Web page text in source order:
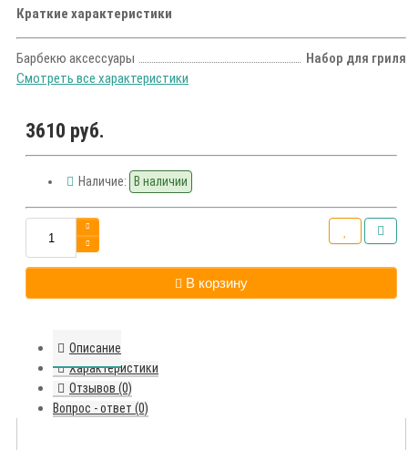
Краткие характеристики
Барбекю аксессуары
Набор для гриля
Смотреть все характеристики
3610 руб.
Наличие: В наличии
В корзину
Описание
Характеристики
Отзывов (0)
Вопрос - ответ (0)